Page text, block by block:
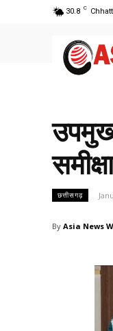
30.8 C
समीक्षा
छत्तीसगढ़
By Asia News